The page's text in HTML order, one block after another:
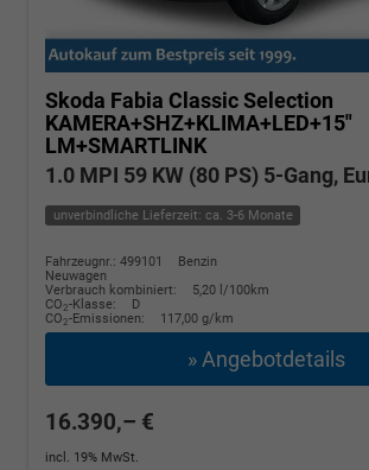
Skoda Fabia Classic Selection
KAMERA+SHZ+KLIMA+LED+15"
LM+SMARTLINK
1.0 MPI 59 KW (80 PS) 5-Gang,
unverbindliche Lieferzeit: ca. 3-6 Monate
Fahrzeugnr.: 499101
Benzin
Neuwagen
Verbrauch kombiniert:
5,20 l/100km
CO2-Klasse:
D
CO2-Emissionen: 117,00 g/km
» Angebotdetails
16.390,– €
incl. 19% MwSt.